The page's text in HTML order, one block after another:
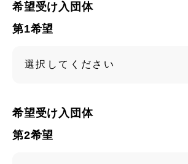
希望受け入団体
第1希望
希望受け入団体
第2希望